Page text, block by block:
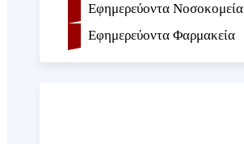
Εφημερεύοντα Νοσοκομεία
Εφημερεύοντα Φαρμακεία